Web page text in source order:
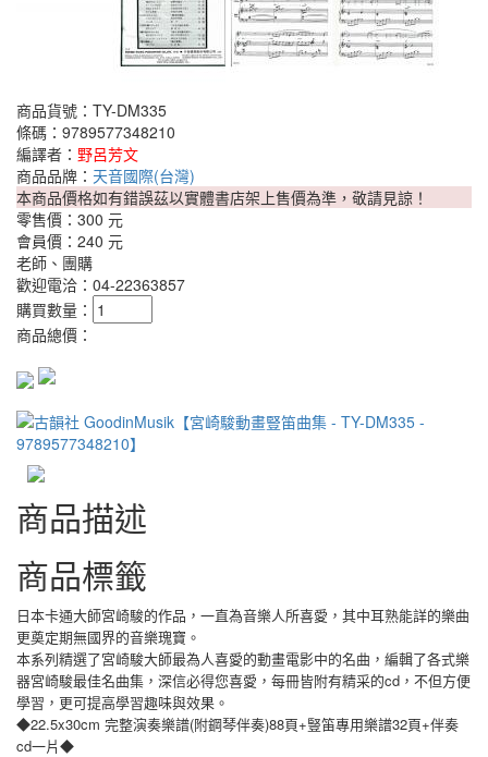
商品貨號：TY-DM335
條碼：9789577348210
編譯者： 野呂芳文
商品品牌： 天音國際(台灣)
本商品價格如有錯誤茲以實體書店架上售價為準，敬請見諒！
零售價： 300 元
會員價： 240 元
老師、團購
歡迎電洽：04-22363857
購買數量：
商品總價：
商品描述
商品標籤
日本卡通大師宮崎駿的作品，一直為音樂人所喜愛，其中耳熟能詳的樂曲
更奠定期無國界的音樂瑰寶。
本系列精選了宮崎駿大師最為人喜愛的動畫電影中的名曲，編輯了各式樂
器宮崎駿最佳名曲集，深信必得您喜愛，每冊皆附有精采的cd，不但方便
學習，更可提高學習趣味與效果。
◆22.5x30cm 完整演奏樂譜(附鋼琴伴奏)88頁+豎笛專用樂譜32頁+伴奏
cd一片◆